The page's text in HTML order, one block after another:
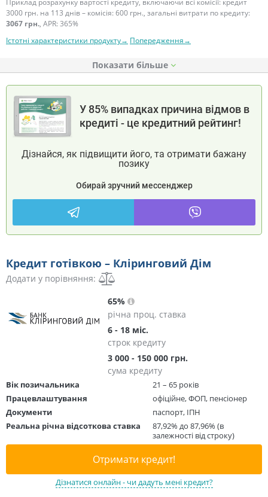
Приклад розрахунку вартості кредиту, включаючи всі комісії: кредит
3000 грн. на 113 днів – комісія: 600 грн., загальні витрати по кредиту:
3067 грн., APR: 365%
Істотні характеристики продукту→ Попередження→
Показати
У 85% випадках причина відмов в
кредиті - це кредитний рейтинг!
Дізнайся, як підвищити його, та отримати бажану
позику
Обирай зручний мессенджер
Кредит готівкою – Кліринговий Дім
Додати у порівняння:
65%
річна проц. ставка
6 - 18 міс.
строк кредиту
3 000 - 150 000 грн.
сума кредиту
Вік позичальника
21 – 65 років
Працевлаштування
офіційне, ФОП, пенсіонер
Документи
паспорт, ІПН
Реальна річна відсоткова ставка
87,92% до 87,96% (в
залежності від строку)
Отримати кредит!
Дізнатися онлайн - чи дадуть мені кредит?